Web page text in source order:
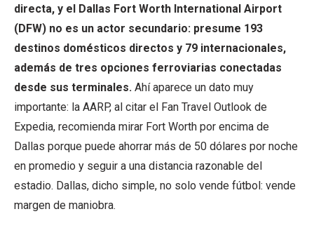
directa, y el Dallas Fort Worth International Airport
(DFW) no es un actor secundario: presume 193
destinos domésticos directos y 79 internacionales,
además de tres opciones ferroviarias conectadas
desde sus terminales. Ahí aparece un dato muy
importante: la AARP, al citar el Fan Travel Outlook de
Expedia, recomienda mirar Fort Worth por encima de
Dallas porque puede ahorrar más de 50 dólares por noche
en promedio y seguir a una distancia razonable del
estadio. Dallas, dicho simple, no solo vende fútbol: vende
margen de maniobra.